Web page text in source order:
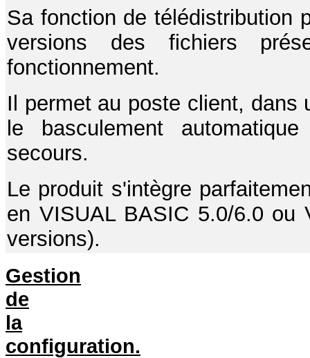
Sa fonction de télédistribution
versions des fichiers
fonctionnement.
Il permet au poste client, dans
le basculement
secours.
Le produit s'intègre
en VISUAL BASIC 5.0/6.0 ou
versions).
Gestion
de
la
configuration.